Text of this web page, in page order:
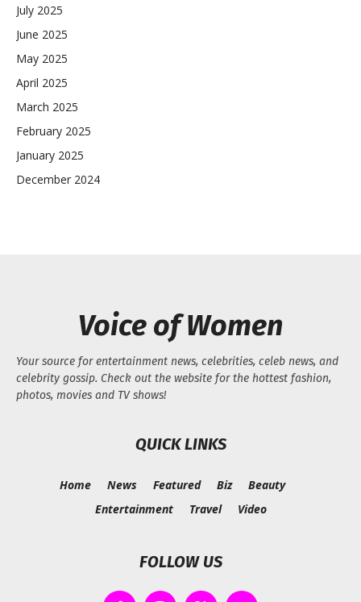
July 2025
June 2025
May 2025
April 2025
March 2025
February 2025
January 2025
December 2024
Voice of Women
Your source for entertainment news, celebrities, celeb news, and
celebrity gossip. Check out the website for the hottest fashion,
photos, movies and TV shows!
QUICK LINKS
Home News Featured Biz
Beauty
Entertainment
Travel Video
FOLLOW US